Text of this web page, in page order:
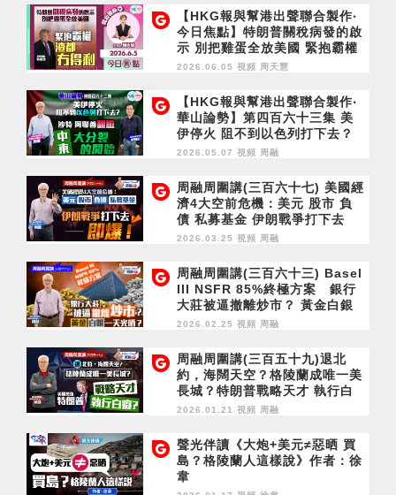
【HKG報與幫港出聲聯合製作‧
今日焦點】特朗普關稅病發的啟
示 別把雞蛋全放美國 緊抱霸權
渣都冇得剩
2026.06.05 視頻 周天慧
【HKG報與幫港出聲聯合製作‧
華山論勢】第四百六十三集 美
伊停火 阻不到以色列打下去？
沙特阿聯酋翻臉 中東大分裂的
2026.05.07 視頻 周融
周融周圍講(三百六十七) 美國經
濟4大空前危機：美元 股市 負
債 私募基金 伊朗戰爭打下去
——即爆！
2026.03.25 視頻 周融
周融周圍講(三百六十三) Basel
III NSFR 85%終極方案 銀行
大莊被逼撤離炒市？ 黃金白銀
一天光晒？
2026.02.25 視頻 周融
周融周圍講(三百五十九)退北
約，海闊天空？格陵蘭成唯一美
長城？特朗普戰略天才 執行白
癡？
2026.01.21 視頻 周融
聲光伴讀《大炮+美元≠惡晒 買
島？格陵蘭人這樣說》作者：徐
韋